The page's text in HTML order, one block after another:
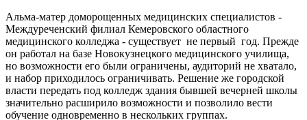
Альма-матер доморощенных медицинских специалистов -
Междуреченский филиал Кемеровского областного
медицинского колледжа - существует не первый год. Прежде
он работал на базе Новокузнецкого медицинского училища,
но возможности его были ограничены, аудиторий не хватало,
и набор приходилось ограничивать. Решение же городской
власти передать под колледж здания бывшей вечерней школы
значительно расширило возможности и позволило вести
обучение одновременно в нескольких группах.